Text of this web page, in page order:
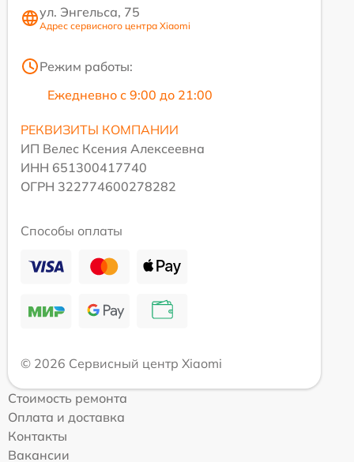
ул. Энгельса, 75
Адрес сервисного центра Xiaomi
Режим работы:
Ежедневно с 9:00 до 21:00
РЕКВИЗИТЫ КОМПАНИИ
ИП Велес Ксения Алексеевна
ИНН 651300417740
ОГРН 322774600278282
Способы оплаты
© 2026 Сервисный центр Xiaomi
Стоимость ремонта
Оплата и доставка
Контакты
Вакансии